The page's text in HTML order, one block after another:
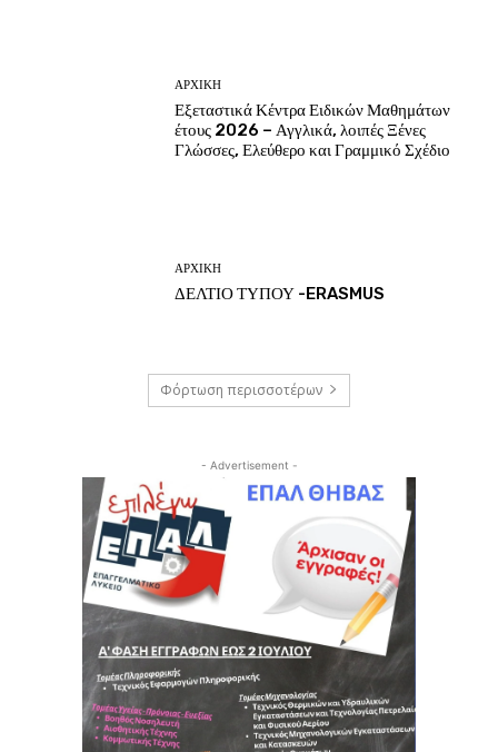
ΑΡΧΙΚΗ
Εξεταστικά Κέντρα Ειδικών Μαθημάτων
έτους 2026 – Αγγλικά, λοιπές Ξένες
Γλώσσες, Ελεύθερο και Γραμμικό Σχέδιο
ΑΡΧΙΚΗ
ΔΕΛΤΙΟ ΤΥΠΟΥ -ERASMUS
Φόρτωση περισσοτέρων
- Advertisement -